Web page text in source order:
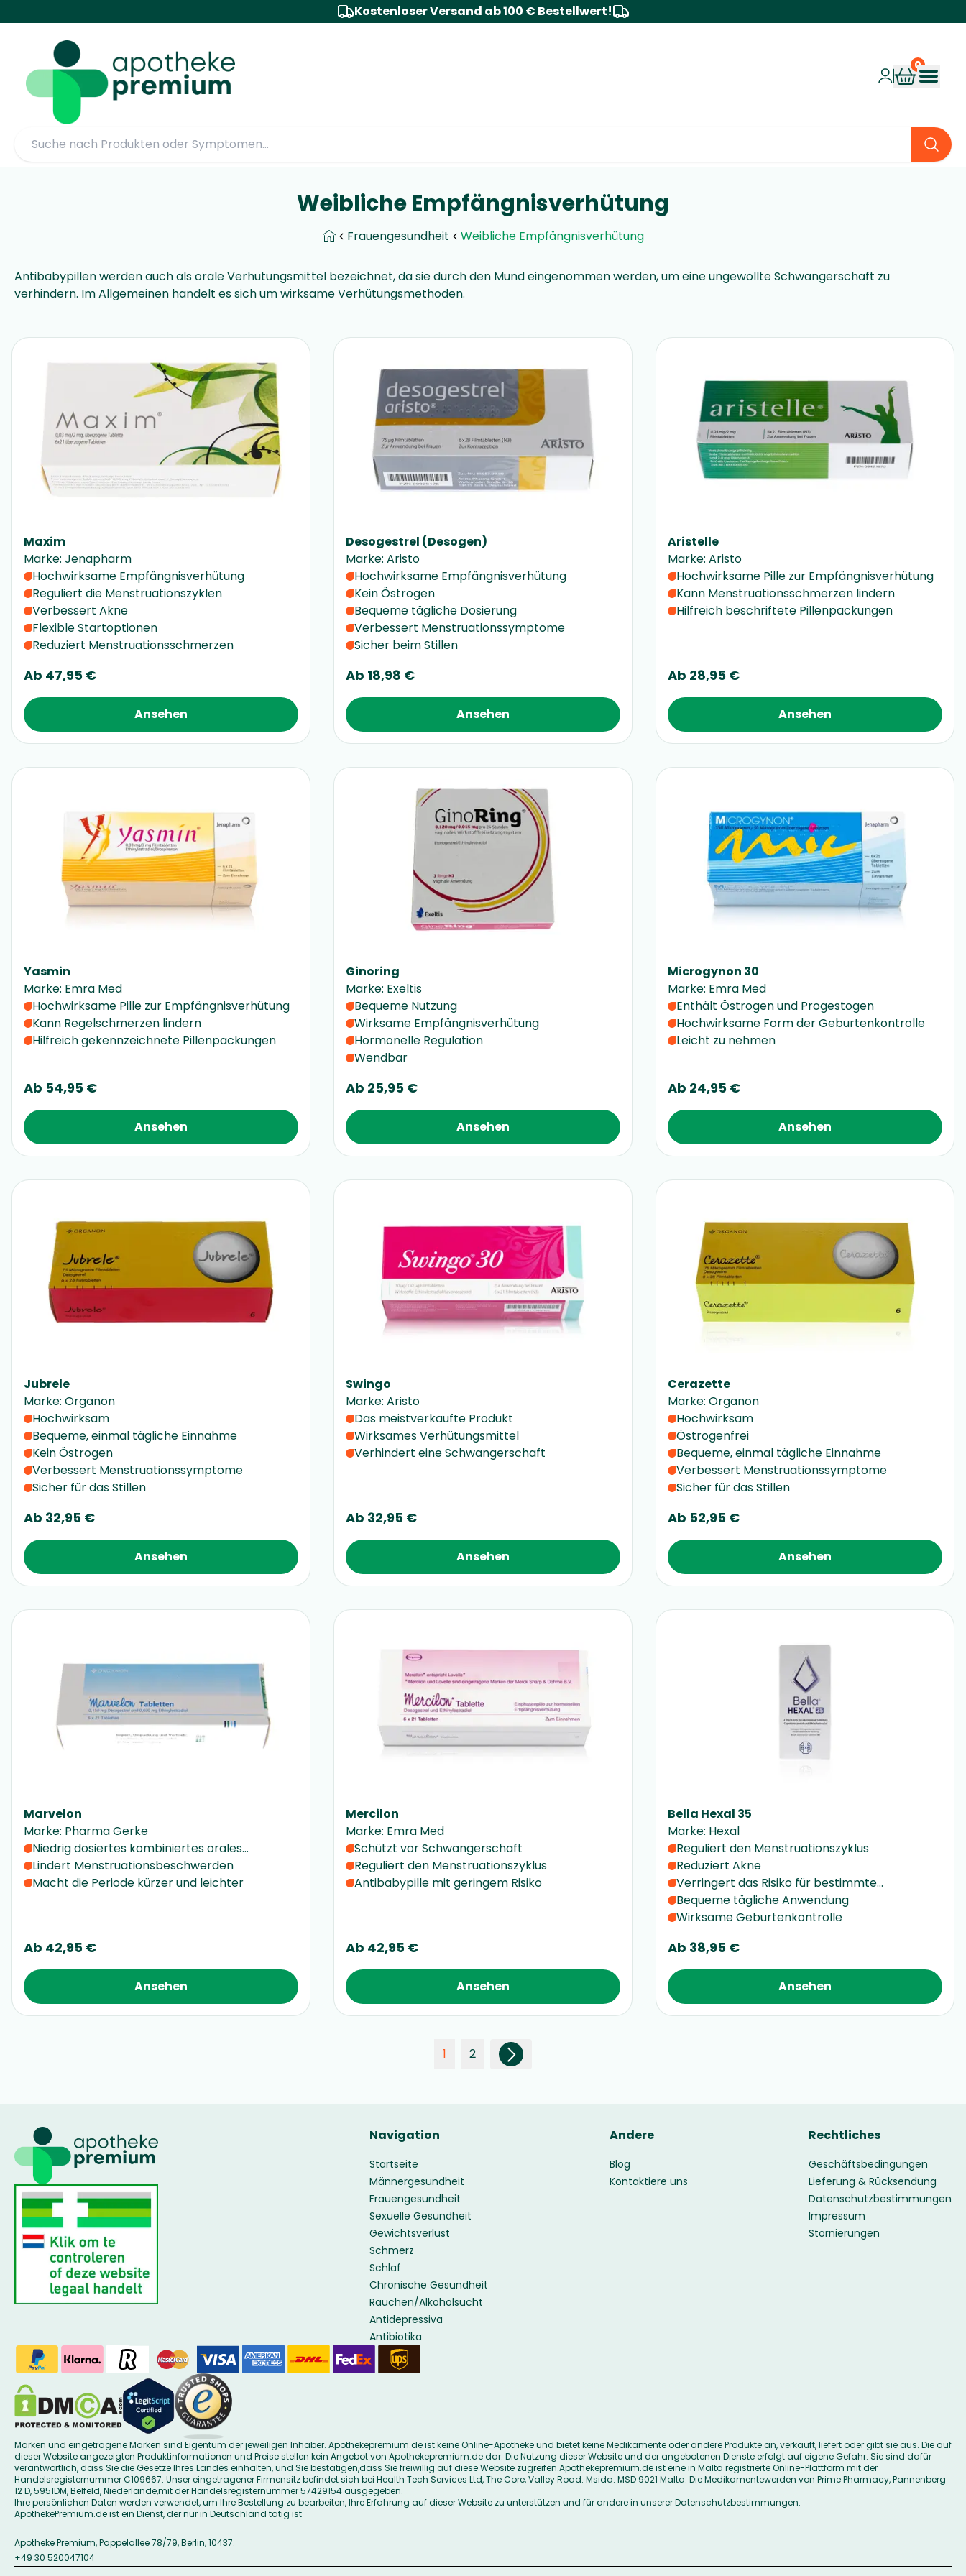
Kostenloser Versand ab 100 € Bestellwert!
Weibliche Empfängnisverhütung
Frauengesundheit Weibliche Empfängnisverhütung
Antibabypillen werden auch als orale Verhütungsmittel bezeichnet, da sie durch den Mund eingenommen werden, um eine ungewollte Schwangerschaft zu
verhindern. Im Allgemeinen handelt es sich um wirksame Verhütungsmethoden.
Maxim
Marke: Jenapharm
Hochwirksame Empfängnisverhütung
Reguliert die Menstruationszyklen
Verbessert Akne
Flexible Startoptionen
Reduziert Menstruationsschmerzen
Ab 47,95 €
Ansehen
Desogestrel (Desogen)
Marke: Aristo
Hochwirksame Empfängnisverhütung
Kein Östrogen
Bequeme tägliche Dosierung
Verbessert Menstruationssymptome
Sicher beim Stillen
Ab 18,98 €
Ansehen
Aristelle
Marke: Aristo
Hochwirksame Pille zur Empfängnisverhütung
Kann Menstruationsschmerzen lindern
Hilfreich beschriftete Pillenpackungen
Ab 28,95 €
Ansehen
Yasmin
Marke: Emra Med
Hochwirksame Pille zur Empfängnisverhütung
Kann Regelschmerzen lindern
Hilfreich gekennzeichnete Pillenpackungen
Ab 54,95 €
Ansehen
Ginoring
Marke: Exeltis
Bequeme Nutzung
Wirksame Empfängnisverhütung
Hormonelle Regulation
Wendbar
Ab 25,95 €
Ansehen
Microgynon 30
Marke: Emra Med
Enthält Östrogen und Progestogen
Hochwirksame Form der Geburtenkontrolle
Leicht zu nehmen
Ab 24,95 €
Ansehen
Jubrele
Marke: Organon
Hochwirksam
Bequeme, einmal tägliche Einnahme
Kein Östrogen
Verbessert Menstruationssymptome
Sicher für das Stillen
Ab 32,95 €
Ansehen
Swingo
Marke: Aristo
Das meistverkaufte Produkt
Wirksames Verhütungsmittel
Verhindert eine Schwangerschaft
Ab 32,95 €
Ansehen
Cerazette
Marke: Organon
Hochwirksam
Östrogenfrei
Bequeme, einmal tägliche Einnahme
Verbessert Menstruationssymptome
Sicher für das Stillen
Ab 52,95 €
Ansehen
Marvelon
Marke: Pharma Gerke
Niedrig dosiertes kombiniertes orales
Kontrazeptivum
Lindert Menstruationsbeschwerden
Macht die Periode kürzer und leichter
Ab 42,95 €
Ansehen
Mercilon
Marke: Emra Med
Schützt vor Schwangerschaft
Reguliert den Menstruationszyklus
Antibabypille mit geringem Risiko
Ab 42,95 €
Ansehen
Bella Hexal 35
Marke: Hexal
Reguliert den Menstruationszyklus
Reduziert Akne
Verringert das Risiko für bestimmte
Krebsarten
Bequeme tägliche Anwendung
Wirksame Geburtenkontrolle
Ab 38,95 €
Ansehen
1 2
Navigation
Startseite
Männergesundheit
Frauengesundheit
Sexuelle Gesundheit
Gewichtsverlust
Schmerz
Schlaf
Chronische Gesundheit
Rauchen/Alkoholsucht
Antidepressiva
Antibiotika
Andere
Blog
Kontaktiere uns
Rechtliches
Geschäftsbedingungen
Lieferung & Rücksendung
Datenschutzbestimmungen
Impressum
Stornierungen
Marken und eingetragene Marken sind Eigentum der jeweiligen Inhaber. Apothekepremium.de ist keine Online-Apotheke und bietet keine Medikamente oder andere Produkte an, verkauft, liefert oder gibt sie aus. Die auf
dieser Website angezeigten Produktinformationen und Preise stellen kein Angebot von Apothekepremium.de dar. Die Nutzung dieser Website und der angebotenen Dienste erfolgt auf eigene Gefahr. Sie sind dafür
verantwortlich, dass Sie die Gesetze Ihres Landes einhalten, und Sie bestätigen,dass Sie freiwillig auf diese Website zugreifen.Apothekepremium.de ist eine in Malta registrierte Online-Plattform mit der
Handelsregisternummer C109667. Unser eingetragener Firmensitz befindet sich bei Health Tech Services Ltd, The Core, Valley Road. Msida. MSD 9021 Malta. Die Medikamentewerden von Prime Pharmacy, Pannenberg
12 D, 5951DM, Belfeld, Niederlande,mit der Handelsregisternummer 57429154 ausgegeben.
Ihre persönlichen Daten werden verwendet, um Ihre Bestellung zu bearbeiten, Ihre Erfahrung auf dieser Website zu unterstützen und für andere in unsererDatenschutzbestimmungen.
ApothekePremium.de ist ein Dienst, der nur in Deutschland tätig ist
Apotheke Premium, Pappelallee 78/79, Berlin, 10437.
+49 30 520047104